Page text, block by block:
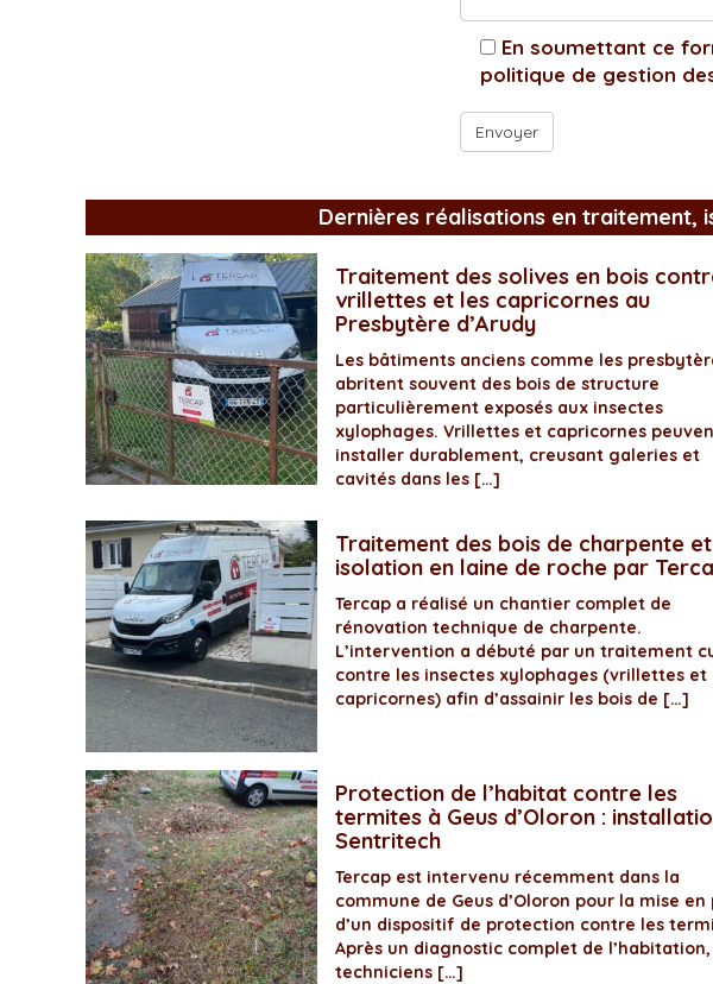
En soumettant ce
politique de gestion
Dernières réalisations en
Traitement des solives en bois
vrillettes et les capricornes au
Presbytère d’Arudy
Les bâtiments anciens comme les
abritent souvent des bois de structure
particulièrement exposés aux insectes
xylophages. Vrillettes et capricornes
installer durablement, creusant galeries et
cavités dans les […]
Traitement des bois de charpente et
isolation en laine de roche par
Tercap a réalisé un chantier complet de
rénovation technique de charpente.
L’intervention a débuté par un traitement
contre les insectes xylophages (vrillettes et
capricornes) afin d’assainir les bois de […]
Protection de l’habitat contre les
termites à Geus d’Oloron :
Sentritech
Tercap est intervenu récemment dans la
commune de Geus d’Oloron pour la mise en
d’un dispositif de protection contre les
Après un diagnostic complet de
techniciens […]